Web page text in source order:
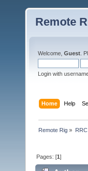
Remote
Welcome, Guest .
Login with
Home Help
Remote Rig »
Pages: [1]